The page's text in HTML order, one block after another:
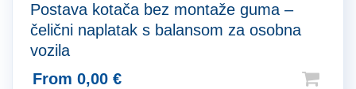
Postava kotača bez montaže guma –
čelični naplatak s balansom za osobna
vozila
From 0,00 €